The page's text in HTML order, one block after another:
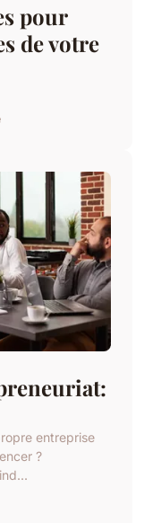
pour
de votre
entreprise
?